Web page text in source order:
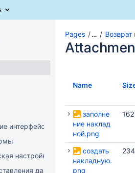
интерфейса клиента
настройка интерфейса
данных
Pages …
Name
заполне
ние наклад
ной.png
создать
накладную.
png